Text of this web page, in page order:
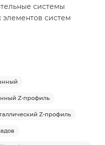
системы
систем
Z-профиль
Z-профиль